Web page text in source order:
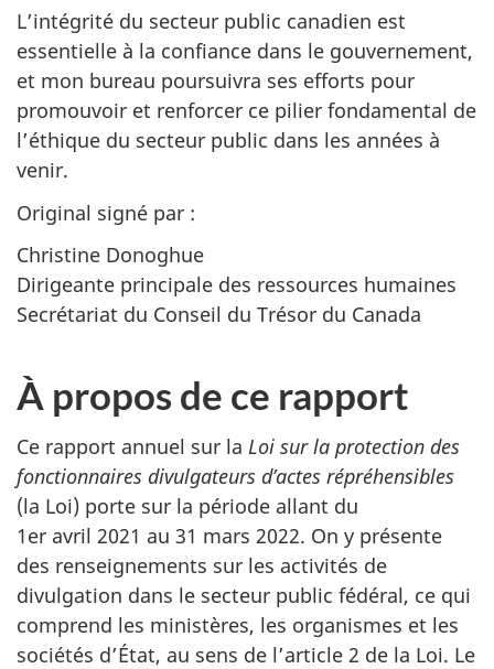
L’intégrité du secteur public canadien est
essentielle à la confiance dans le gouvernement,
et mon bureau poursuivra ses efforts pour
promouvoir et renforcer ce pilier fondamental de
l’éthique du secteur public dans les années à
venir.
Original signé par :
Christine Donoghue
Dirigeante principale des ressources humaines
Secrétariat du Conseil du Trésor du Canada
À propos de ce rapport
Ce rapport annuel sur la Loi sur la protection des
fonctionnaires divulgateurs d’actes répréhensibles
(la Loi) porte sur la période allant du
1er avril 2021 au 31 mars 2022. On y présente
des renseignements sur les activités de
divulgation dans le secteur public fédéral, ce qui
comprend les ministères, les organismes et les
sociétés d’État, au sens de l’article 2 de la Loi. Le